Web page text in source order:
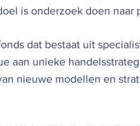
is onderzoek doen
dat bestaat uit
aan unieke
nieuwe modellen en